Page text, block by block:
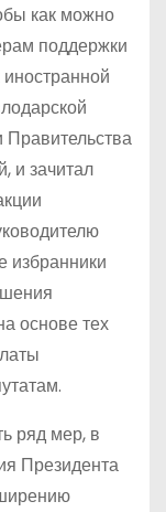
как можно
поддержки
Правительства
и зачитал
избранники
основе тех
ряд мер, в
Президента